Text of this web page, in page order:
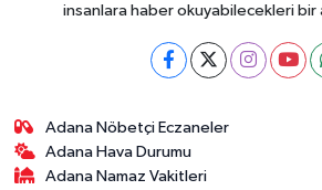
insanlara haber okuyabilecekleri bir
Adana Nöbetçi Eczaneler
Adana Hava Durumu
Adana Namaz Vakitleri